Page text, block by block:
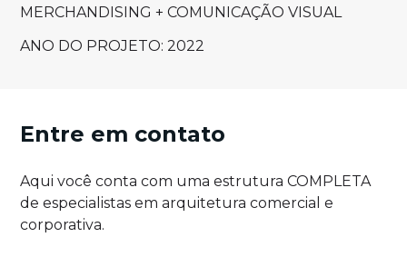
MERCHANDISING + COMUNICAÇÃO VISUAL
ANO DO PROJETO: 2022
Entre em contato
Aqui você conta com uma estrutura COMPLETA
de especialistas em arquitetura comercial e
corporativa.